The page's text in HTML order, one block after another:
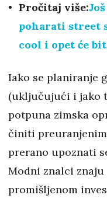
Pročitaj više:
poharati street
cool i opet će
Iako se planiranje
(uključujući i jako
potpuna zimska
činiti
prerano upoznati
Modni znalci
promišljenom